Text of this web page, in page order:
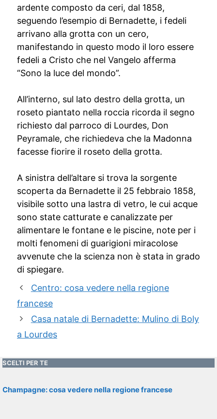
ardente composto da ceri, dal 1858,
seguendo l’esempio di Bernadette, i fedeli
arrivano alla grotta con un cero,
manifestando in questo modo il loro essere
fedeli a Cristo che nel Vangelo afferma
“Sono la luce del mondo”.
All’interno, sul lato destro della grotta, un
roseto piantato nella roccia ricorda il segno
richiesto dal parroco di Lourdes, Don
Peyramale, che richiedeva che la Madonna
facesse fiorire il roseto della grotta.
A sinistra dell’altare si trova la sorgente
scoperta da Bernadette il 25 febbraio 1858,
visibile sotto una lastra di vetro, le cui acque
sono state catturate e canalizzate per
alimentare le fontane e le piscine, note per i
molti fenomeni di guarigioni miracolose
avvenute che la scienza non è stata in grado
di spiegare.
Centro: cosa vedere nella regione
francese
Casa natale di Bernadette: Mulino di Boly
a Lourdes
SCELTI PER TE
Champagne: cosa vedere nella regione francese